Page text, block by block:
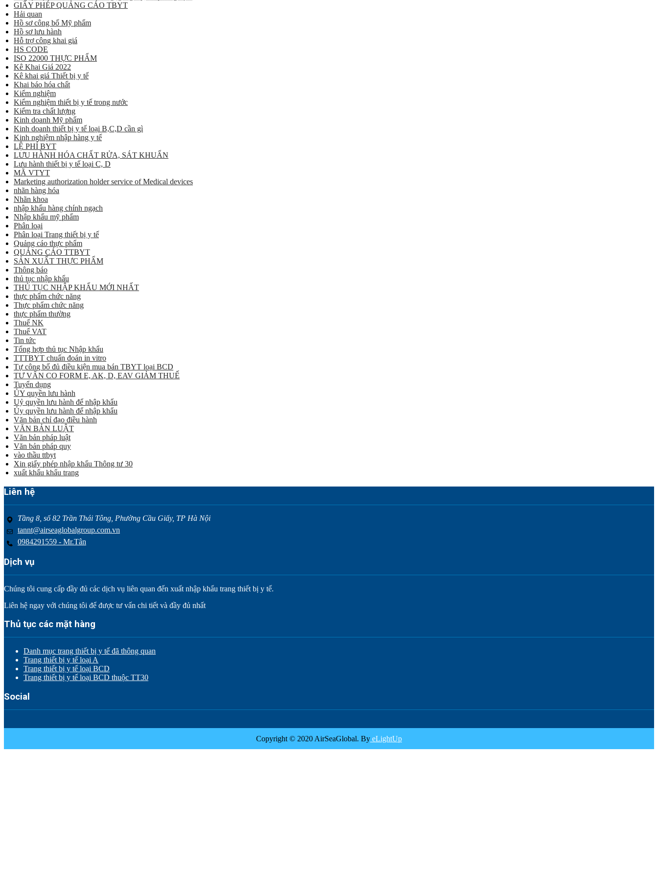
GIẤY PHÉP QUẢNG CÁO TBYT
Hải quan
Hồ sơ công bố Mỹ phẩm
Hồ sơ lưu hành
Hỗ trợ công khai giá
HS CODE
ISO 22000 THỰC PHẨM
Kê Khai Giá 2022
Kê khai giá Thiết bị y tế
Khai báo hóa chất
Kiểm nghiệm
Kiểm nghiệm thiết bị y tế trong nước
Kiểm tra chất lượng
Kinh doanh Mỹ phẩm
Kinh doanh thiết bị y tế loại B,C,D cần gì
Kinh nghiệm nhập hàng y tế
LỆ PHÍ BYT
LƯU HÀNH HÓA CHẤT RỬA, SÁT KHUẨN
Lưu hành thiết bị y tế loại C, D
MÃ VTYT
Marketing authorization holder service of Medical devices
nhãn hàng hóa
Nhãn khoa
nhập khẩu hàng chính ngạch
Nhập khẩu mỹ phẩm
Phân loại
Phân loại Trang thiết bị y tế
Quảng cáo thực phẩm
QUẢNG CÁO TTBYT
SẢN XUẤT THỰC PHẨM
Thông báo
thủ tục nhập khẩu
THỦ TỤC NHẬP KHẨU MỚI NHẤT
thực phẩm chức năng
Thực phẩm chức năng
thực phẩm thường
Thuế NK
Thuế VAT
Tin tức
Tổng hợp thủ tục Nhập khẩu
TTTBYT chuẩn đoán in vitro
Tự công bố đủ điều kiện mua bán TBYT loại BCD
TƯ VẤN CO FORM E, AK, D, EAV GIẢM THUẾ
Tuyển dụng
ỦY quyền lưu hành
Uỷ quyền lưu hành để nhập khẩu
Ủy quyền lưu hành để nhập khẩu
Văn bản chỉ đạo điều hành
VĂN BẢN LUẬT
Văn bản pháp luật
Văn bản pháp quy
vào thầu ttbyt
Xin giấy phép nhập khẩu Thông tư 30
xuất khẩu khẩu trang
Liên hệ
Tầng 8, số 82 Trần Thái Tông, Phường Cầu Giấy, TP Hà Nội
tannt@airseaglobalgroup.com.vn
0984291559 - Mr.Tân
Dịch vụ
Chúng tôi cung cấp đầy đủ các dịch vụ liên quan đến xuất nhập khẩu trang thiết bị y tế.
Liên hệ ngay với chúng tôi để được tư vấn chi tiết và đầy đủ nhất
Thủ tục các mặt hàng
Danh mục trang thiết bị y tế đã thông quan
Trang thiết bị y tế loại A
Trang thiết bị y tế loại BCD
Trang thiết bị y tế loại BCD thuộc TT30
Social
Copyright © 2020 AirSeaGlobal. By eLightUp